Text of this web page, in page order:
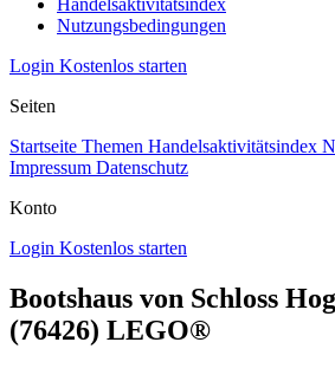
Handelsaktivitätsindex
Nutzungsbedingungen
Login Kostenlos starten
Seiten
Startseite Themen Handelsaktivitätsindex
Impressum Datenschutz
Konto
Login Kostenlos starten
Bootshaus von Schloss
(76426) LEGO®